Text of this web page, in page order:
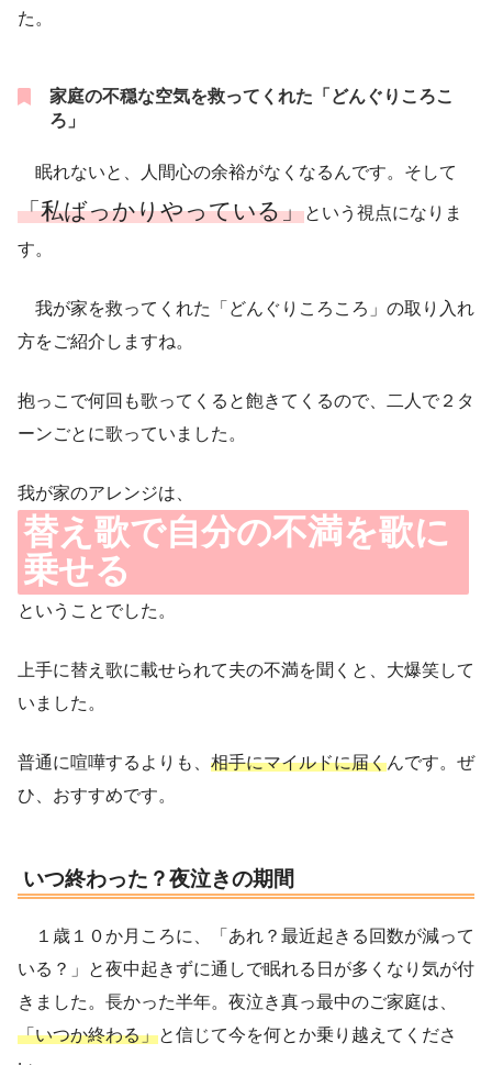
た。
家庭の不穏な空気を救ってくれた「どんぐりころこ
ろ」
眠れないと、人間心の余裕がなくなるんです。そして
「私ばっかりやっている」という視点になりま
す。
我が家を救ってくれた「どんぐりころころ」の取り入れ
方をご紹介しますね。
抱っこで何回も歌ってくると飽きてくるので、二人で２タ
ーンごとに歌っていました。
我が家のアレンジは、
替え歌で自分の不満を歌に
乗せる
ということでした。
上手に替え歌に載せられて夫の不満を聞くと、大爆笑して
いました。
普通に喧嘩するよりも、 相手にマイルドに届くんです。ぜ
ひ、おすすめです。
いつ終わった？夜泣きの期間
１歳１０か月ころに、「あれ？最近起きる回数が減って
いる？」と夜中起きずに通しで眠れる日が多くなり気が付
きました。長かった半年。夜泣き真っ最中のご家庭は、
「いつか終わる」と信じて今を何とか乗り越えてくださ